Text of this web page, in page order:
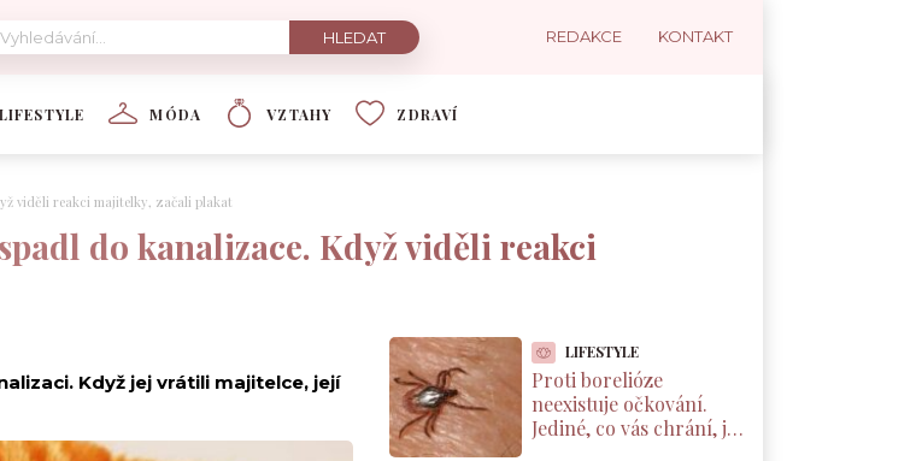
REDAKCE KONTAKT
LIFESTYLE MÓDA VZTAHY ZDRAVÍ
viděli reakci majitelky, začali plakat
do kanalizace. Když viděli reakci
Když jej vrátili majitelce, její
LIFESTYLE
Proti borelióze
neexistuje očkování.
Jediné, co vás chrání, je